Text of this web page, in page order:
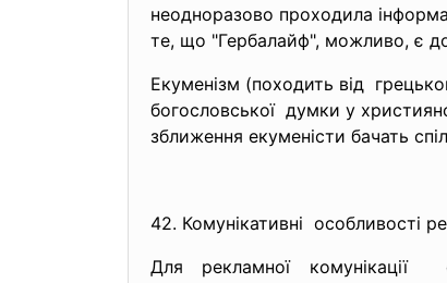
неодноразово проходила
те, що "Гербалайф", можливо, є
Екуменізм (походить від
богословської думки у
зближення екуменісти бачать
42. Комунікативні особливості
Для рекламної комунікації